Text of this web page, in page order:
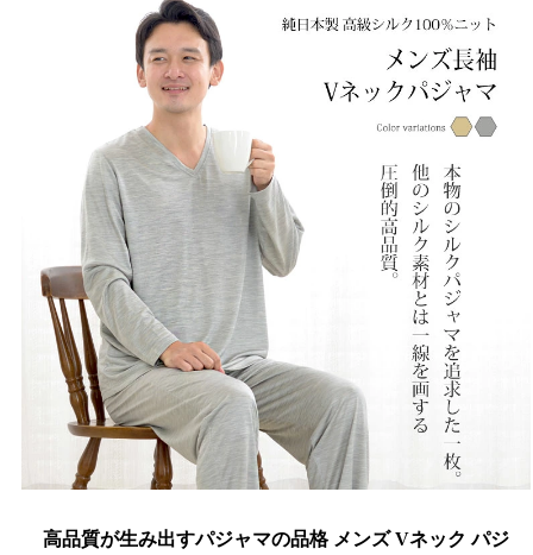
高品質が生み出すパジャマの品格 メンズ Vネック パジ